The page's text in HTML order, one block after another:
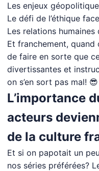
Les enjeux
Le défi de l’éthique
Les relations
Et franchement, quand
de faire en sorte que
divertissantes et
on s’en sort pas mal! 😎
L’importance
acteurs
de la culture
Et si on papotait un
nos séries préférées?